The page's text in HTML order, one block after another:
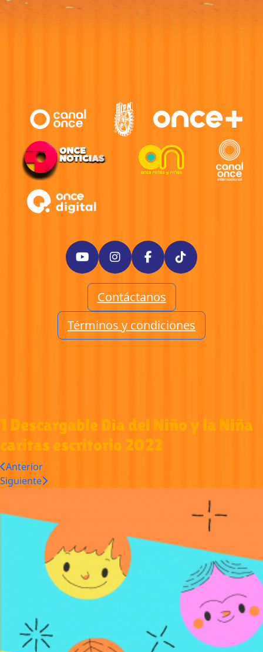
Contáctanos
Términos y condiciones
1 Descargable Dìa del Niño y la Niña
caritas escritorio 2022
Anterior
Siguiente